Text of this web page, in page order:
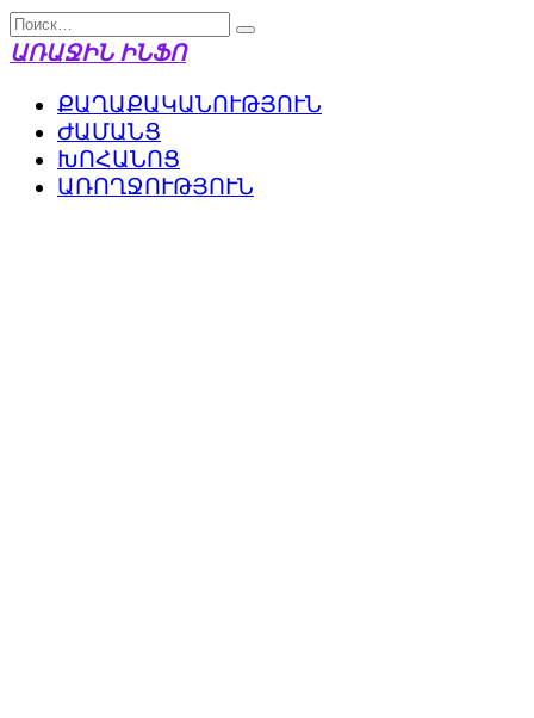
Перейти
к
Search
for:
ԱՌԱՋԻՆ ԻՆՖՈ
ՔԱՂԱՔԱԿԱՆՈՒԹՅՈՒՆ
ԺԱՄԱՆՑ
ԽՈՀԱՆՈՑ
ԱՌՈՂՋՈՒԹՅՈՒՆ